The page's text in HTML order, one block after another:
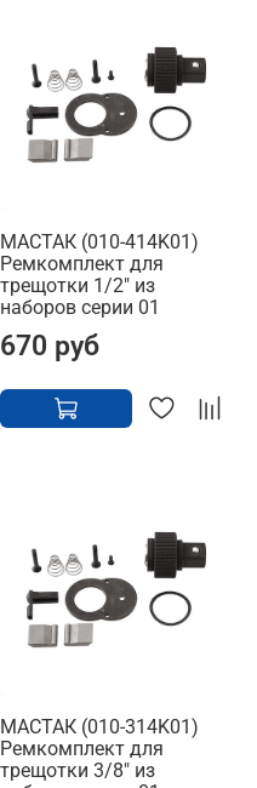
МАСТАК (010-414K01)
Ремкомплект для
трещотки 1/2" из
наборов серии 01
670 руб
МАСТАК (010-314K01)
Ремкомплект для
трещотки 3/8" из